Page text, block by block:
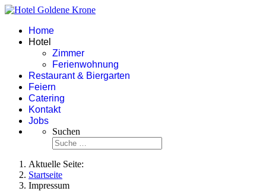
Home
Hotel
Zimmer
Ferienwohnung
Restaurant & Biergarten
Feiern
Catering
Kontakt
Jobs
Suchen
Aktuelle Seite:
Startseite
Impressum